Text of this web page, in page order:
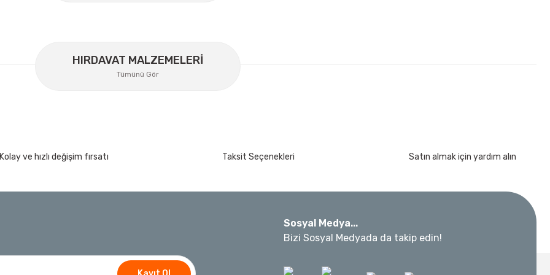
İzeltaş 14000 00 5134 Altı Köşe Lokma Anahtar Takımı 3/8” 24 Parça
Bosch GLM 50-27 C Lazerli Uzaklık Ölçer-Lazer Metre 50Mt
HIRDAVAT MALZEMELERİ
Tümünü Gör
Kolay ve hızlı değişim fırsatı Taksit Seçenekleri Satın almak için yardım alın
Sosyal Medya...
Bizi Sosyal Medyada da takip edin!